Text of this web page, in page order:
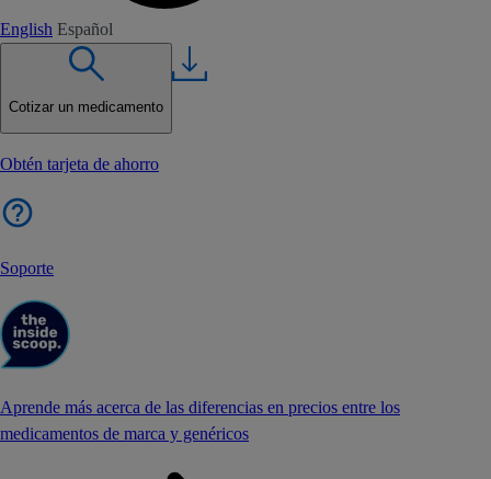
English Español
Cotizar un medicamento
Obtén tarjeta de ahorro
Soporte
Aprende más acerca de las diferencias en precios entre los
medicamentos de marca y genéricos